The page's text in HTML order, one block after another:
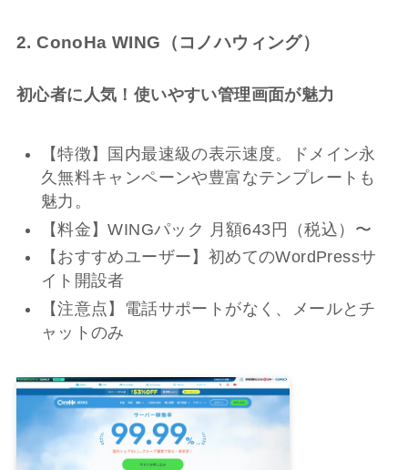
2. ConoHa WING（コノハウィング）
初心者に人気！使いやすい管理画面が魅力
【特徴】国内最速級の表示速度。ドメイン永
久無料キャンペーンや豊富なテンプレートも
魅力。
【料金】WINGパック 月額643円（税込）〜
【おすすめユーザー】初めてのWordPressサ
イト開設者
【注意点】電話サポートがなく、メールとチ
ャットのみ